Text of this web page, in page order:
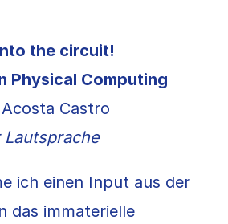
the circuit!
Physical Computing
Castro
ich einen Input aus der
das immaterielle